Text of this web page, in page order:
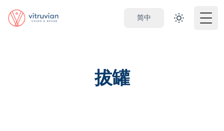
简中
拔罐